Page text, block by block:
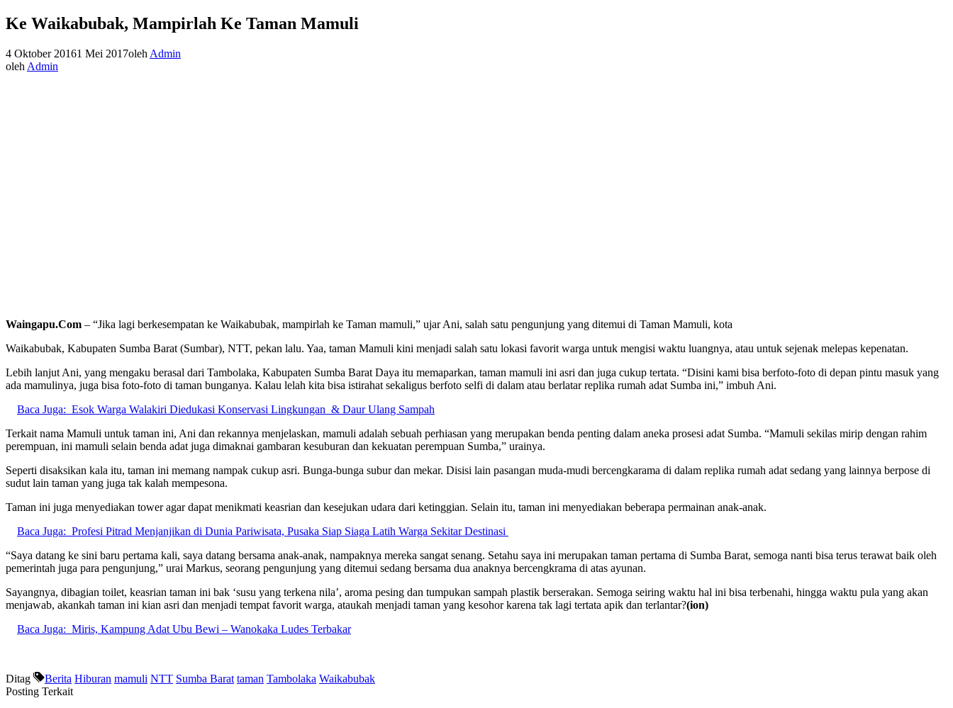
Ke Waikabubak, Mampirlah Ke Taman Mamuli
4 Oktober 20161 Mei 2017oleh Admin
oleh Admin
Waingapu.Com – “Jika lagi berkesempatan ke Waikabubak, mampirlah ke Taman mamuli,” ujar Ani, salah satu pengunjung yang ditemui di Taman Mamuli, kota
Waikabubak, Kabupaten Sumba Barat (Sumbar), NTT, pekan lalu. Yaa, taman Mamuli kini menjadi salah satu lokasi favorit warga untuk mengisi waktu luangnya, atau untuk sejenak melepas kepenatan.
Lebih lanjut Ani, yang mengaku berasal dari Tambolaka, Kabupaten Sumba Barat Daya itu memaparkan, taman mamuli ini asri dan juga cukup tertata. “Disini kami bisa berfoto-foto di depan pintu masuk yang
ada mamulinya, juga bisa foto-foto di taman bunganya. Kalau lelah kita bisa istirahat sekaligus berfoto selfi di dalam atau berlatar replika rumah adat Sumba ini,” imbuh Ani.
Baca Juga: Esok Warga Walakiri Diedukasi Konservasi Lingkungan & Daur Ulang Sampah
Terkait nama Mamuli untuk taman ini, Ani dan rekannya menjelaskan, mamuli adalah sebuah perhiasan yang merupakan benda penting dalam aneka prosesi adat Sumba. “Mamuli sekilas mirip dengan rahim
perempuan, ini mamuli selain benda adat juga dimaknai gambaran kesuburan dan kekuatan perempuan Sumba,” urainya.
Seperti disaksikan kala itu, taman ini memang nampak cukup asri. Bunga-bunga subur dan mekar. Disisi lain pasangan muda-mudi bercengkarama di dalam replika rumah adat sedang yang lainnya berpose di
sudut lain taman yang juga tak kalah mempesona.
Taman ini juga menyediakan tower agar dapat menikmati keasrian dan kesejukan udara dari ketinggian. Selain itu, taman ini menyediakan beberapa permainan anak-anak.
Baca Juga: Profesi Pitrad Menjanjikan di Dunia Pariwisata, Pusaka Siap Siaga Latih Warga Sekitar Destinasi
“Saya datang ke sini baru pertama kali, saya datang bersama anak-anak, nampaknya mereka sangat senang. Setahu saya ini merupakan taman pertama di Sumba Barat, semoga nanti bisa terus terawat baik oleh
pemerintah juga para pengunjung,” urai Markus, seorang pengunjung yang ditemui sedang bersama dua anaknya bercengkrama di atas ayunan.
Sayangnya, dibagian toilet, keasrian taman ini bak ‘susu yang terkena nila’, aroma pesing dan tumpukan sampah plastik berserakan. Semoga seiring waktu hal ini bisa terbenahi, hingga waktu pula yang akan
menjawab, akankah taman ini kian asri dan menjadi tempat favorit warga, ataukah menjadi taman yang kesohor karena tak lagi tertata apik dan terlantar?(ion)
Baca Juga: Miris, Kampung Adat Ubu Bewi – Wanokaka Ludes Terbakar
Ditag Berita Hiburan mamuli NTT Sumba Barat taman Tambolaka Waikabubak
Posting Terkait